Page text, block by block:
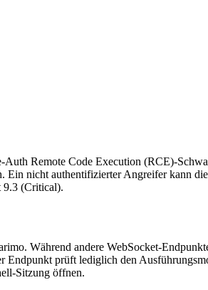
Remote Code Execution (RCE)-
nicht authentifizierter Angreifer kann
9.3 (Critical).
Während andere WebSocket-
prüft lediglich den
Sitzung öffnen.